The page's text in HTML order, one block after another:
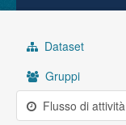
Dataset
Gruppi
Flusso di attività